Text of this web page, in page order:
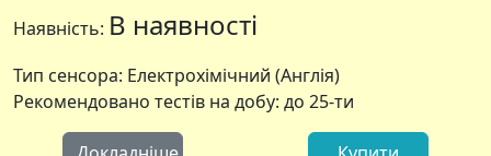
Наявність: В наявності
Тип сенсора: Електрохімічний (Англія)
Рекомендовано тестів на добу: до 25-ти